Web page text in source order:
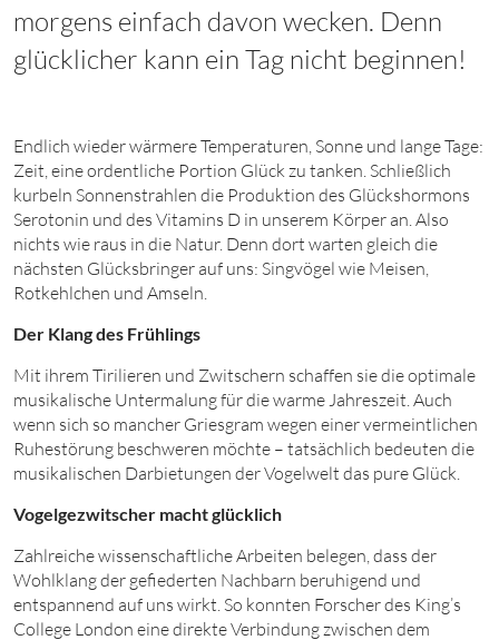
morgens einfach davon wecken. Denn
glücklicher kann ein Tag nicht beginnen!
Endlich wieder wärmere Temperaturen, Sonne und lange Tage:
Zeit, eine ordentliche Portion Glück zu tanken. Schließlich
kurbeln Sonnenstrahlen die Produktion des Glückshormons
Serotonin und des Vitamins D in unserem Körper an. Also
nichts wie raus in die Natur. Denn dort warten gleich die
nächsten Glücksbringer auf uns: Singvögel wie Meisen,
Rotkehlchen und Amseln.
Der Klang des Frühlings
Mit ihrem Tirilieren und Zwitschern schaffen sie die optimale
musikalische Untermalung für die warme Jahreszeit. Auch
wenn sich so mancher Griesgram wegen einer vermeintlichen
Ruhestörung beschweren möchte – tatsächlich bedeuten die
musikalischen Darbietungen der Vogelwelt das pure Glück.
Vogelgezwitscher macht glücklich
Zahlreiche wissenschaftliche Arbeiten belegen, dass der
Wohlklang der gefiederten Nachbarn beruhigend und
entspannend auf uns wirkt. So konnten Forscher des King’s
College London eine direkte Verbindung zwischen dem